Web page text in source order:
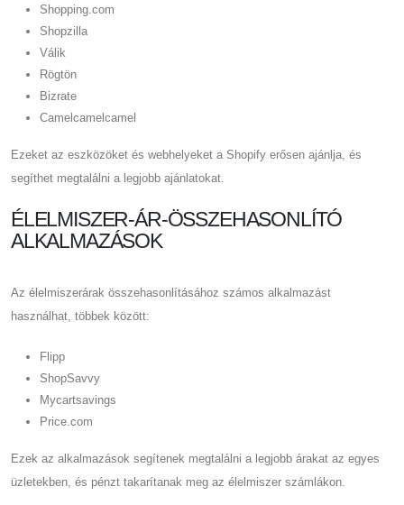
Shopping.com
Shopzilla
Válik
Rögtön
Bizrate
Camelcamelcamel
Ezeket az eszközöket és webhelyeket a Shopify erősen ajánlja, és
segíthet megtalálni a legjobb ajánlatokat.
ÉLELMISZER-ÁR-ÖSSZEHASONLÍTÓ
ALKALMAZÁSOK
Az élelmiszerárak összehasonlításához számos alkalmazást
használhat, többek között:
Flipp
ShopSavvy
Mycartsavings
Price.com
Ezek az alkalmazások segítenek megtalálni a legjobb árakat az egyes
üzletekben, és pénzt takarítanak meg az élelmiszer számlákon.